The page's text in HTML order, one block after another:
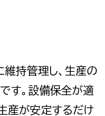
持管理し、生産の
す。設備保全が適
産が安定するだけ